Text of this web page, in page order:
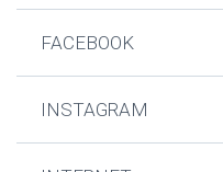
FACEBOOK
INSTAGRAM